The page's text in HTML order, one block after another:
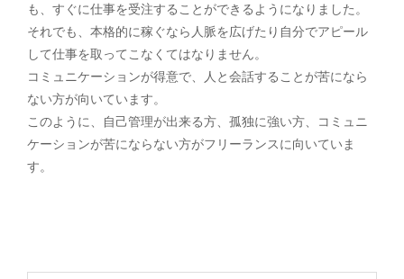
も、すぐに仕事を受注することができるようになりました。
それでも、本格的に稼ぐなら人脈を広げたり自分でアピール
して仕事を取ってこなくてはなりません。
コミュニケーションが得意で、人と会話することが苦になら
ない方が向いています。
このように、自己管理が出来る方、孤独に強い方、コミュニ
ケーションが苦にならない方がフリーランスに向いていま
す。